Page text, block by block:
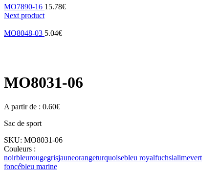
MO7890-16 15.78€
Next product
MO8048-03 5.04€
MO8031-06
A partir de : 0.60€
Sac de sport
SKU: MO8031-06
Couleurs :
noirbleurougegrisjauneorangeturquoisebleu royalfuchsialimevert
foncébleu marine